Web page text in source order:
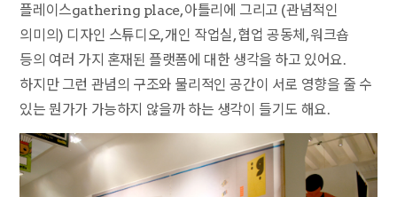
플레이스gathering place, 아틀리에 그리고 (관념적인
의미의) 디자인 스튜디오, 개인 작업실, 협업 공동체, 워크숍
등의 여러 가지 혼재된 플랫폼에 대한 생각을 하고 있어요.
하지만 그런 관념의 구조와 물리적인 공간이 서로 영향을 줄 수
있는 뭔가가 가능하지 않을까 하는 생각이 들기도 해요.